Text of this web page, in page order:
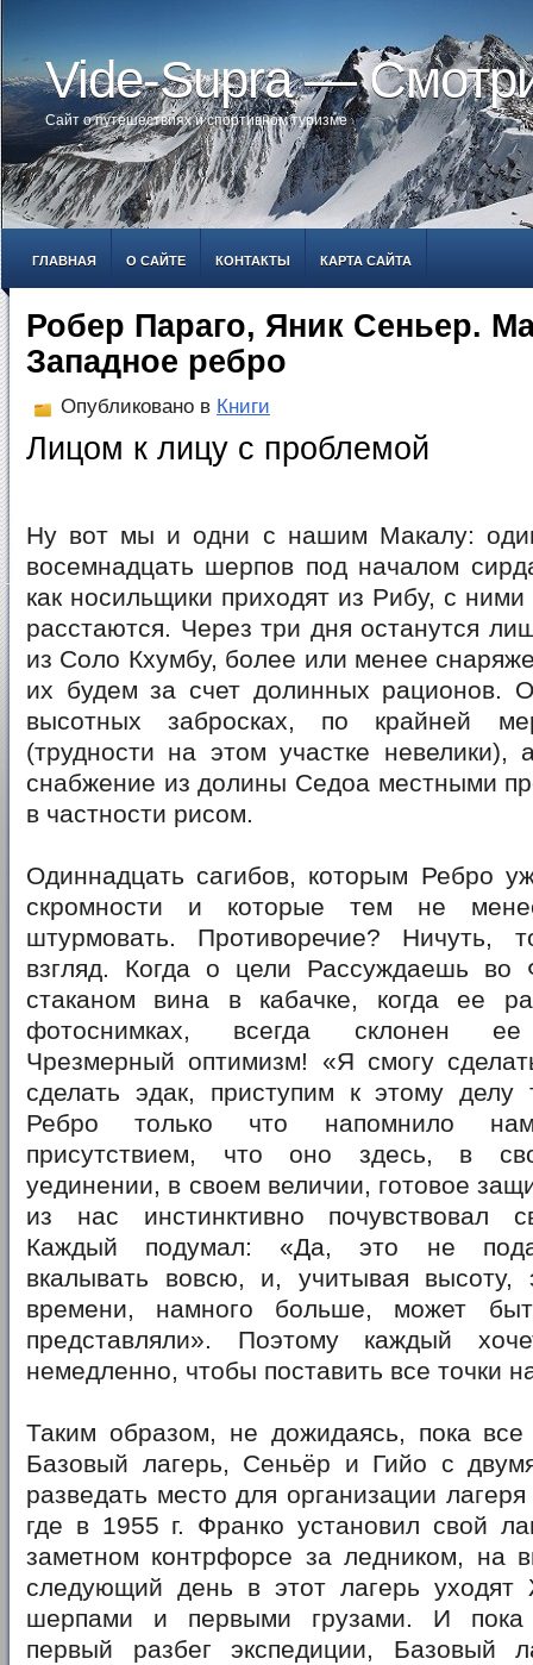
Vide-Supra —
Сайт о путешествиях и спортивном туризме
ГЛАВНАЯ О САЙТЕ КОНТАКТЫ КАРТА САЙТА
Робер Параго, Яник Сеньер.
Западное ребро
Опубликовано в Книги
Лицом к лицу с проблемой
Ну вот мы и одни с нашим Макалу:
восемнадцать шерпов под началом
как носильщики приходят из Рибу, с
расстаются. Через три дня останутся
из Соло Кхумбу, более или менее
их будем за счет долинных рационов.
высотных забросках, по крайней
(трудности на этом участке невелики),
снабжение из долины Седоа местными
в частности рисом.
Одиннадцать сагибов, которым Ребро
скромности и которые тем не
штурмовать. Противоречие? Ничуть,
взгляд. Когда о цели Рассуждаешь во
стаканом вина в кабачке, когда ее
фотоснимках, всегда склонен ее
Чрезмерный оптимизм! «Я смогу
сделать эдак, приступим к этому
Ребро только что напомнило
присутствием, что оно здесь, в
уединении, в своем величии, готовое
из нас инстинктивно почувствовал
Каждый подумал: «Да, это не
вкалывать вовсю, и, учитывая высоту,
времени, намного больше, может
представляли». Поэтому каждый
немедленно, чтобы поставить все точки
Таким образом, не дожидаясь, пока все
Базовый лагерь, Сеньёр и Гийо с
разведать место для организации
где в 1955 г. Франко установил свой
заметном контрфорсе за ледником, на
следующий день в этот лагерь
шерпами и первыми грузами. И пока
первый разбег экспедиции, Базовый